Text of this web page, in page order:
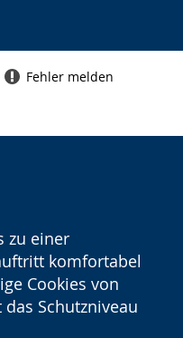
zu einer
komfortabel
Cookies von
Schutzniveau
Fehler melden